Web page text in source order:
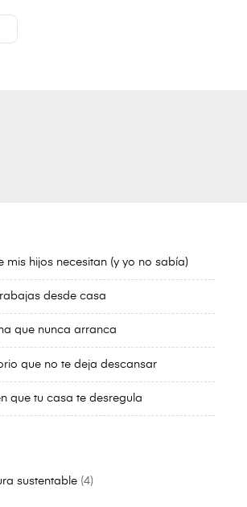
mis hijos necesitan (y yo no sabía)
desde casa
que nunca arranca
que no te deja descansar
que tu casa te desregula
sustentable 4